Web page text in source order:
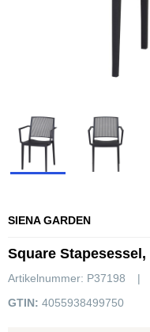
SIENA GARDEN
Square
Artikelnummer: P37198
GTIN: 4055938499750